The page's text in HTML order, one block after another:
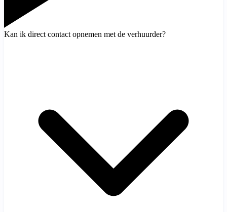
Kan ik direct contact opnemen met de verhuurder?